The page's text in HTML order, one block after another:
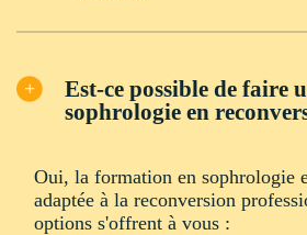
Est-ce possible de faire
sophrologie en
Oui, la formation en sophrologie
adaptée à la reconversion
options s'offrent à vous :